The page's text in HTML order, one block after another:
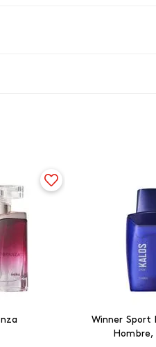
Winner Sport
Hombre,